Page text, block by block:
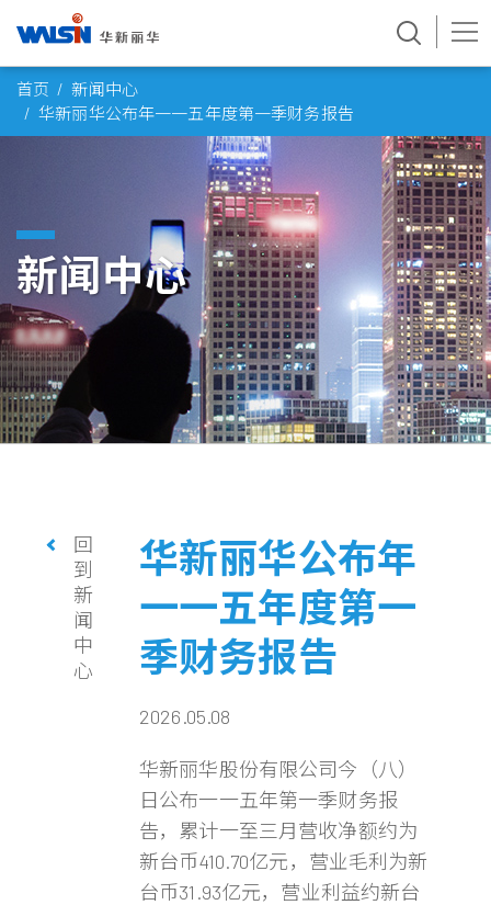
content
首页
新闻中心
华新丽华公布年一一五年度第一季财务报告
新闻中心
回
到
新
闻
中
心
华新丽华公布年
一一五年度第一
季财务报告
2026.05.08
华新丽华股份有限公司今（八）
日公布一一五年第一季财务报
告，累计一至三月营收净额约为
新台币410.70亿元，营业毛利为新
台币31.93亿元，营业利益约新台